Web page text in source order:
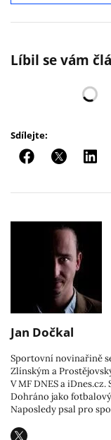
Líbil se vám
Sdílejte:
Jan Dočkal
Sportovní novinařině
Zlínským a
V MF DNES a
Dohráno jako
Naposledy psal pro